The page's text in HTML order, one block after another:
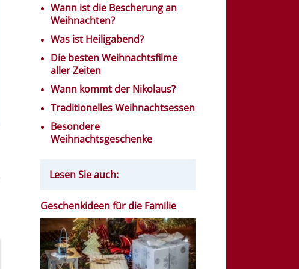
Wann ist die Bescherung an
Weihnachten?
Was ist Heiligabend?
Die besten Weihnachtsfilme
aller Zeiten
Wann kommt der Nikolaus?
Traditionelles Weihnachtsessen
Besondere
Weihnachtsgeschenke
Lesen Sie auch:
Geschenkideen für die Familie